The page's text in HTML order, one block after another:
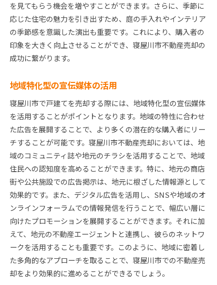
を見てもらう機会を増やすことができます。さらに、季節に
応じた住宅の魅力を引き出すため、庭の手入れやインテリア
の季節感を意識した演出も重要です。これにより、購入者の
印象を大きく向上させることができ、寝屋川市不動産売却の
成功に繋がります。
地域特化型の宣伝媒体の活用
寝屋川市で戸建てを売却する際には、地域特化型の宣伝媒体
を活用することがポイントとなります。地域の特性に合わせ
た広告を展開することで、より多くの潜在的な購入者にリー
チすることが可能です。寝屋川市不動産売却においては、地
域のコミュニティ誌や地元のチラシを活用することで、地域
住民への認知度を高めることができます。特に、地元の商店
街や公共施設での広告掲示は、地元に根ざした情報源として
効果的です。また、デジタル広告を活用し、SNSや地域のオ
ンラインフォーラムでの情報発信を行うことで、幅広い層に
向けたプロモーションを展開することができます。それに加
えて、地元の不動産エージェントと連携し、彼らのネットワ
ークを活用することも重要です。このように、地域に密着し
た多角的なアプローチを取ることで、寝屋川市での不動産売
却をより効果的に進めることができるでしょう。